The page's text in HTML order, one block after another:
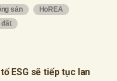
sản
HoREA
đất
ESG sẽ tiếp tục lan